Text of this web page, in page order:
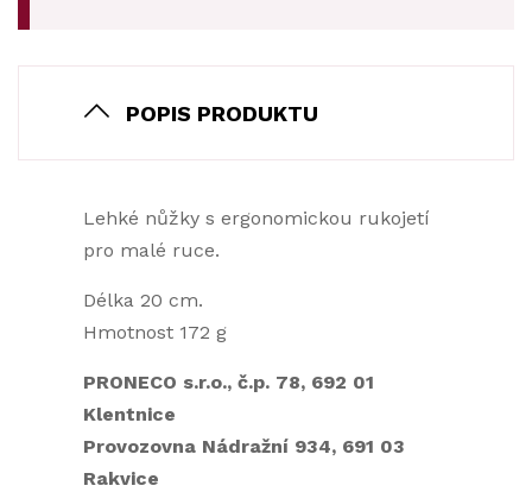
POPIS PRODUKTU
Lehké nůžky s ergonomickou rukojetí
pro malé ruce.
Délka 20 cm.
Hmotnost 172 g
PRONECO s.r.o., č.p. 78, 692 01
Klentnice
Provozovna Nádražní 934, 691 03
Rakvice